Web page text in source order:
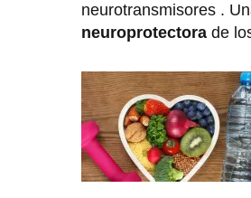
neurotransmisores .
neuroprotectora de